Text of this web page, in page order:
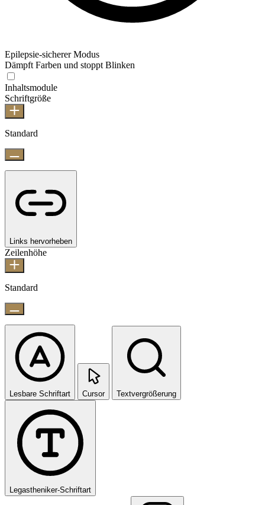
Epilepsie-sicherer Modus
Dämpft Farben und stoppt Blinken
Inhaltsmodule
Schriftgröße
Standard
Links hervorheben
Zeilenhöhe
Standard
Lesbare Schriftart Cursor Textvergrößerung
Legastheniker-Schriftart